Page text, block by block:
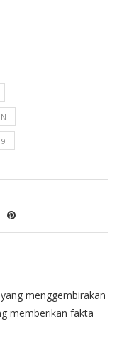
menggembirakan
memberikan fakta